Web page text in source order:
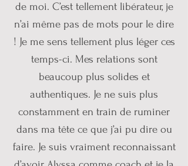
de moi. C’est tellement libérateur, je
n’ai même pas de mots pour le dire
! Je me sens tellement plus léger ces
temps-ci. Mes relations sont
beaucoup plus solides et
authentiques. Je ne suis plus
constamment en train de ruminer
dans ma tête ce que j’ai pu dire ou
faire. Je suis vraiment reconnaissant